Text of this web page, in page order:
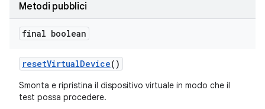
Metodi pubblici
final boolean
resetVirtualDevice()
Smonta e ripristina il dispositivo virtuale in modo che il
test possa procedere.